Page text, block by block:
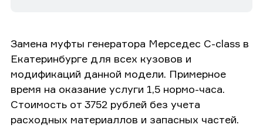
Замена муфты генератора Мерседес C-class в
Екатеринбурге для всех кузовов и
модификаций данной модели. Примерное
время на оказание услуги 1,5 нормо-часа.
Стоимость от 3752 рублей без учета
расходных материаллов и запасных частей.